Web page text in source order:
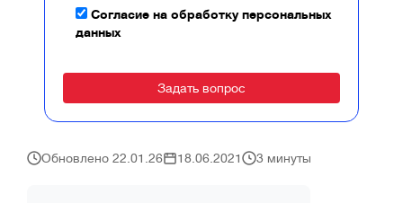
Согласие на обработку персональных
данных
Обновлено 22.01.26 18.06.2021 3 минуты